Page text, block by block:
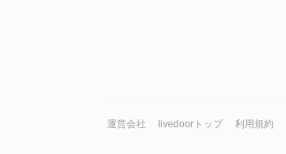
運営会社 livedoorトップ 利用規約